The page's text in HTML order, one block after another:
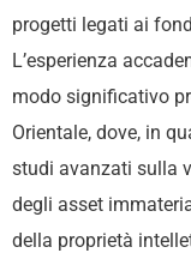
progetti legati ai
L’esperienza
modo significativo
Orientale, dove, in
studi avanzati sulla
degli asset
della proprietà